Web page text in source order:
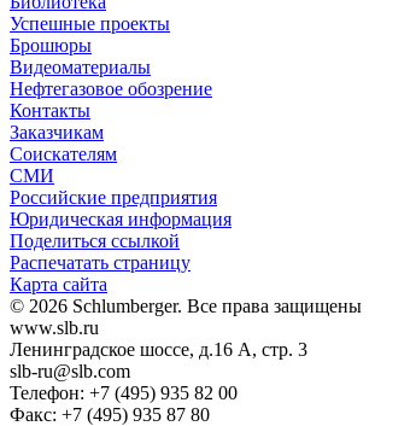
Успешные проекты
Брошюры
Видеоматериалы
Нефтегазовое обозрение
Контакты
Заказчикам
Соискателям
СМИ
Российские предприятия
Юридическая информация
Поделиться ссылкой
Распечатать страницу
Карта сайта
© 2026 Schlumberger. Все права защищены
www.slb.ru
Ленинградское шоссе, д.16 А, стр. 3
slb-ru@slb.com
Телефон: +7 (495) 935 82 00
Факс: +7 (495) 935 87 80